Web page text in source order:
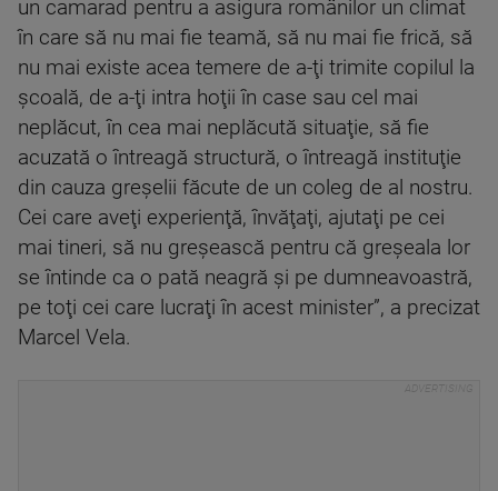
un camarad pentru a asigura românilor un climat
în care să nu mai fie teamă, să nu mai fie frică, să
nu mai existe acea temere de a-ţi trimite copilul la
şcoală, de a-ţi intra hoţii în case sau cel mai
neplăcut, în cea mai neplăcută situaţie, să fie
acuzată o întreagă structură, o întreagă instituţie
din cauza greşelii făcute de un coleg de al nostru.
Cei care aveţi experienţă, învăţaţi, ajutaţi pe cei
mai tineri, să nu greşească pentru că greşeala lor
se întinde ca o pată neagră şi pe dumneavoastră,
pe toţi cei care lucraţi în acest minister”, a precizat
Marcel Vela.